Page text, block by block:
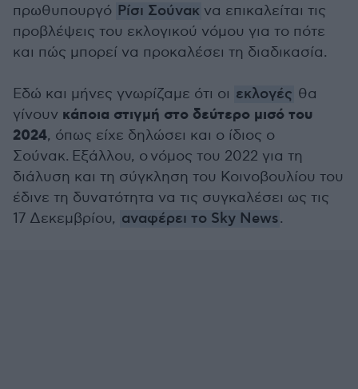
πρωθυπουργό Ρίσι Σούνακ να επικαλείται τις
προβλέψεις του εκλογικού νόμου για το πότε
και πώς μπορεί να προκαλέσει τη διαδικασία.
Εδώ και μήνες γνωρίζαμε ότι οι εκλογές θα
γίνουν κάποια στιγμή στο δεύτερο μισό του
2024, όπως είχε δηλώσει και ο ίδιος ο
Σούνακ. Εξάλλου, ο νόμος του 2022 για τη
διάλυση και τη σύγκληση του Κοινοβουλίου του
έδινε τη δυνατότητα να τις συγκαλέσει ως τις
17 Δεκεμβρίου, αναφέρει το Sky News.